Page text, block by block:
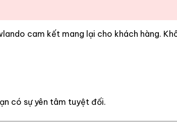
mọi thứ trở nên đơn giản hơn rất
cách nhanh chóng và tiện lợi nhất có thể.
cam kết mang lại cho khách hàng.
có sự yên tâm tuyệt đối.